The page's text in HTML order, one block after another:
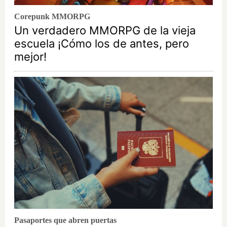
Corepunk MMORPG
Un verdadero MMORPG de la vieja
escuela ¡Cómo los de antes, pero
mejor!
Pasaportes que abren puertas